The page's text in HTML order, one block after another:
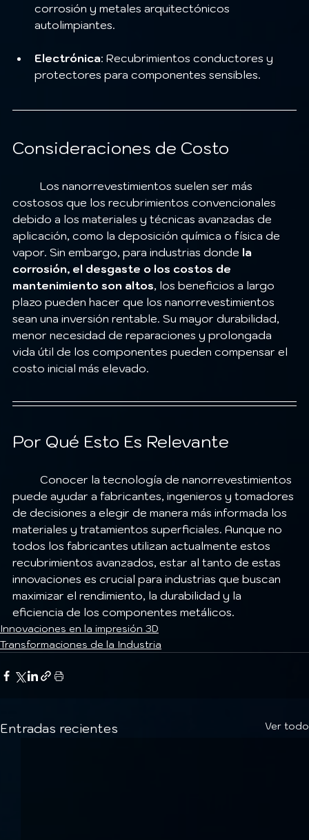
corrosión y metales arquitectónicos
autolimpiantes.
Electrónica: Recubrimientos conductores y
protectores para componentes sensibles.
Consideraciones de Costo
costosos que los recubrimientos convencionales
debido a los materiales y técnicas avanzadas de
aplicación, como la deposición química o física de
vapor. Sin embargo, para industrias donde la
corrosión, el desgaste o los costos de
mantenimiento son altos, los beneficios a largo
plazo pueden hacer que los nanorrevestimientos
sean una inversión rentable. Su mayor durabilidad,
menor necesidad de reparaciones y prolongada
vida útil de los componentes pueden compensar el
costo inicial más elevado.
Por Qué Esto Es Relevante
puede ayudar a fabricantes, ingenieros y tomadores
de decisiones a elegir de manera más informada los
materiales y tratamientos superficiales. Aunque no
todos los fabricantes utilizan actualmente estos
recubrimientos avanzados, estar al tanto de estas
innovaciones es crucial para industrias que buscan
maximizar el rendimiento, la durabilidad y la
eficiencia de los componentes metálicos.
Innovaciones en la impresión 3D
Transformaciones de la Industria
Entradas recientes Ver todo